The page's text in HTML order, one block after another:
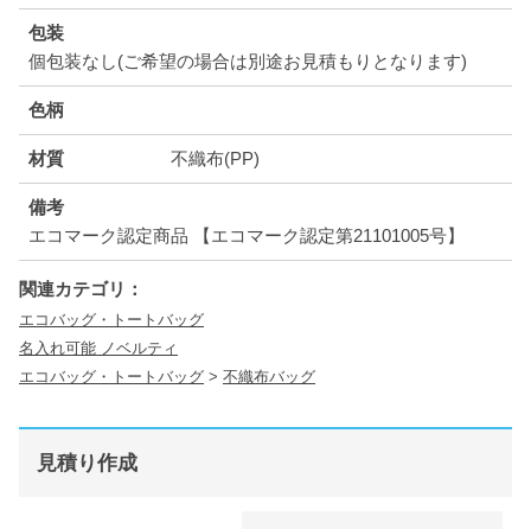
包装
個包装なし(ご希望の場合は別途お見積もりとなります)
色柄
材質 不織布(PP)
備考
エコマーク認定商品 【エコマーク認定第21101005号】
関連カテゴリ：
エコバッグ・トートバッグ
名入れ可能 ノベルティ
エコバッグ・トートバッグ > 不織布バッグ
見積り作成